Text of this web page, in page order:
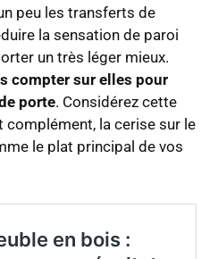
peu les transferts de
la sensation de paroi
un très léger mieux.
compter sur elles pour
porte. Considérez cette
la cerise sur le
le plat principal de vos